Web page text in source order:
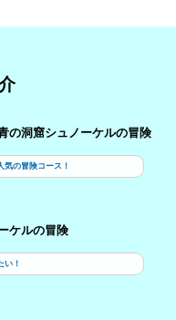
の洞窟シュノーケルの冒険
気の冒険コース！
ケルの冒険
い！